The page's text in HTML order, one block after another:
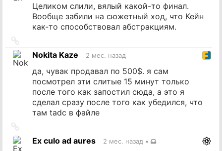
Целиком слили, вялый какой-то финал.
Вообще забили на сюжетный ход, что Кейн
как-то способствовал абстракциям.
на
источник
Nokita Kaze 2 мес. назад
да, чувак продавал по 500$. я сам
посмотрел эти слитые 15 минут только
после того как запостил сюда, а это я
сделал сразу после того как убедился, что
там tadc в файле
на
источник
Ex culo ad aures 2 мес. назад •